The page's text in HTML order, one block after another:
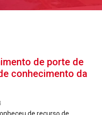
de porte de
conhecimento da